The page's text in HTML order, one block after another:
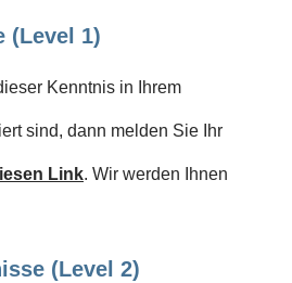
(Level 1)
Kenntnis in Ihrem
sind, dann melden Sie Ihr
Link. Wir werden Ihnen
(Level 2)